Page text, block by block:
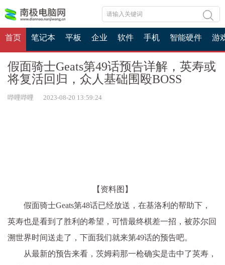
首页 笔记本 平板 企业 软件 手机 智能硬件 游
假面骑士Geats第49话预告详解，英寿或
将复活回归，众人基础围殴BOSS
哔哩哔哩 2023-08-20 13:59:24
【资料图】
假面骑士Geats第48话已经放送，在基洛利的帮助下，
英寿也是看到了胜利的希望，可惜最终棋差一招，被苏尔回
溯世界时间送走了，下面我们就来第49话的预告吧。
从最新的预告来看，茨姆莉那一枪确实是击中了英寿，